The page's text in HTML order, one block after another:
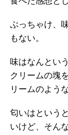
ぶっちゃけ、
もない。
味はなんとい
クリームの塊
リームのよう
匂いはという
いけど、そん